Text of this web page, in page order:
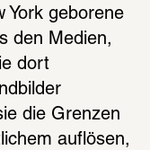
York geborene
den Medien,
dort
die Grenzen
auflösen,